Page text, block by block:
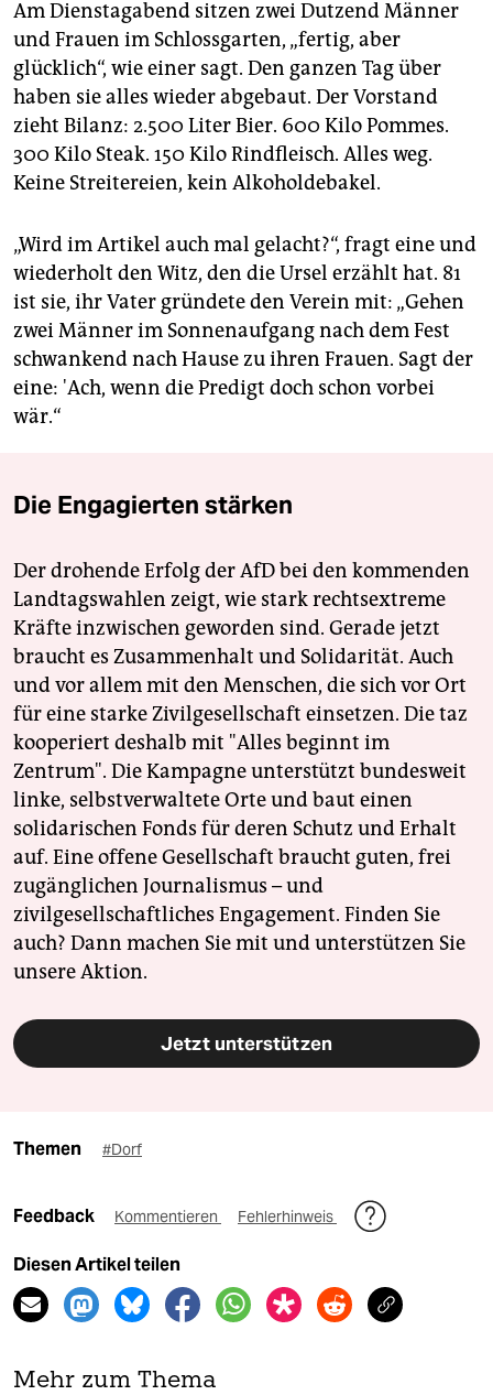
Am Dienstagabend sitzen zwei Dutzend Männer
und Frauen im Schlossgarten, „fertig, aber
glücklich“, wie einer sagt. Den ganzen Tag über
haben sie alles wieder abgebaut. Der Vorstand
zieht Bilanz: 2.500 Liter Bier. 600 Kilo Pommes.
300 Kilo Steak. 150 Kilo Rindfleisch. Alles weg.
Keine Streitereien, kein Alkoholdebakel.
„Wird im Artikel auch mal gelacht?“, fragt eine und
wiederholt den Witz, den die Ursel erzählt hat. 81
ist sie, ihr Vater gründete den Verein mit: „Gehen
zwei Männer im Sonnenaufgang nach dem Fest
schwankend nach Hause zu ihren Frauen. Sagt der
eine: 'Ach, wenn die Predigt doch schon vorbei
wär.“
Die Engagierten stärken
Der drohende Erfolg der AfD bei den kommenden
Landtagswahlen zeigt, wie stark rechtsextreme
Kräfte inzwischen geworden sind. Gerade jetzt
braucht es Zusammenhalt und Solidarität. Auch
und vor allem mit den Menschen, die sich vor Ort
für eine starke Zivilgesellschaft einsetzen. Die taz
kooperiert deshalb mit "Alles beginnt im
Zentrum". Die Kampagne unterstützt bundesweit
linke, selbstverwaltete Orte und baut einen
solidarischen Fonds für deren Schutz und Erhalt
auf. Eine offene Gesellschaft braucht guten, frei
zugänglichen Journalismus – und
zivilgesellschaftliches Engagement. Finden Sie
auch? Dann machen Sie mit und unterstützen Sie
unsere Aktion.
Jetzt unterstützen
Themen #Dorf
Feedback Kommentieren Fehlerhinweis
Diesen Artikel teilen
Mehr zum Thema